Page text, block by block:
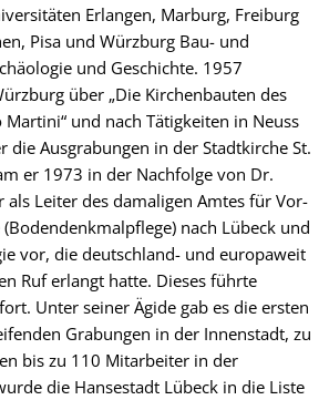
Erlangen, Marburg, Freiburg
Pisa und Würzburg Bau- und
und Geschichte. 1957
über „Die Kirchenbauten des
Martini“ und nach Tätigkeiten in Neuss
die Ausgrabungen in der Stadtkirche St.
er 1973 in der Nachfolge von Dr.
als Leiter des damaligen Amtes für Vor-
nach Lübeck und
vor, die deutschland- und europaweit
Ruf erlangt hatte. Dieses führte
Unter seiner Ägide gab es die ersten
Grabungen in der Innenstadt, zu
bis zu 110 Mitarbeiter in der
die Hansestadt Lübeck in die Liste